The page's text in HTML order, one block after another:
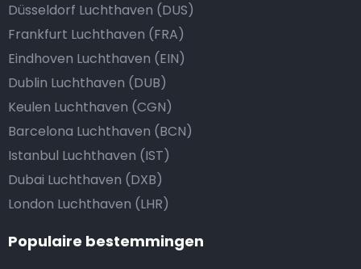
Düsseldorf Luchthaven (DUS)
Frankfurt Luchthaven (FRA)
Eindhoven Luchthaven (EIN)
Dublin Luchthaven (DUB)
Keulen Luchthaven (CGN)
Barcelona Luchthaven (BCN)
Istanbul Luchthaven (IST)
Dubai Luchthaven (DXB)
London Luchthaven (LHR)
Populaire bestemmingen